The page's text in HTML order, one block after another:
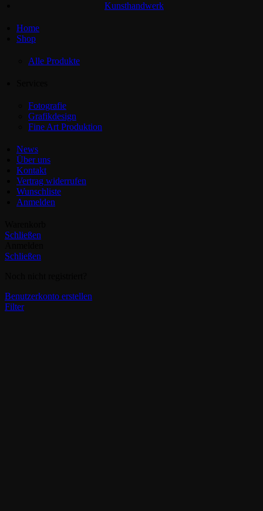
Kunsthandwerk
Home
Shop
Alle Produkte
Fotografie
Grafikdesign
Fine Art Produktion
News
Über uns
Kontakt
Vertrag widerrufen
Wunschliste
Anmelden
Schließen
Schließen
Benutzerkonto erstellen
Filter